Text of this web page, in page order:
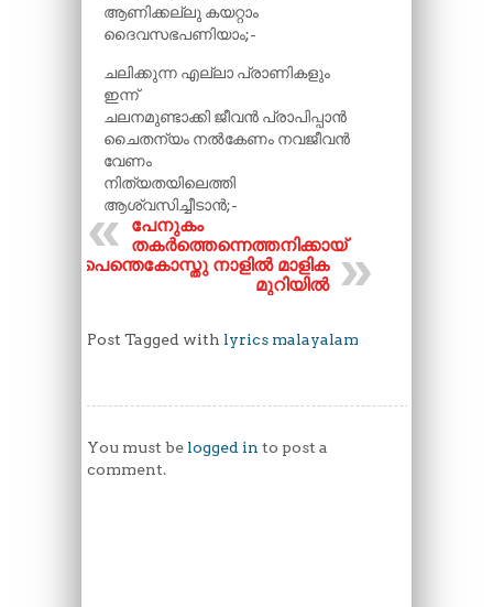
ആണിക്കല്ലു കയറ്റാം
ദൈവസഭപണിയാം;-
ചലിക്കുന്ന എല്ലാ പ്രാണികളും
ഇന്ന്
ചലനമുണ്ടാക്കി ജീവൻ പ്രാപിപ്പാൻ
ചൈതന്യം നല്‍കേണം നവജീവൻ
വേണം
നിത്യതയിലെത്തി
ആശ്വസിച്ചീടാൻ;-
പേനുകം
തകർത്തെന്നെത്തനിക്കായ്
പെന്തെകോസ്തു നാളിൽ മാളിക
മുറിയിൽ
Post Tagged with lyrics malayalam
You must be logged in to post a
comment.